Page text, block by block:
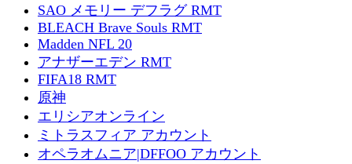
SAO メモリー デフラグ RMT
BLEACH Brave Souls RMT
Madden NFL 20
アナザーエデン RMT
FIFA18 RMT
原神
エリシアオンライン
ミトラスフィア アカウント
オペラオムニア|DFFOO アカウント